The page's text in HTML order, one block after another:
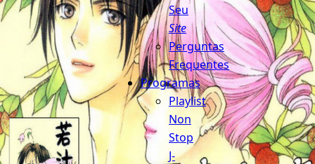
Seu
Site
Perguntas
Frequentes
Programas
Playlist
Non
Stop
J-